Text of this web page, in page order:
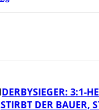
DERBYSIEGER: 3:1-
DER BAUER,